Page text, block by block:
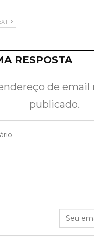
RESPOSTA
de email
publicado.